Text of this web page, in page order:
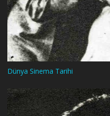
Dünya Sinema Tarihi